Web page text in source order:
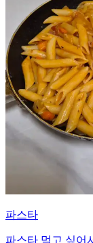
파스타
파스타 먹고 싶어